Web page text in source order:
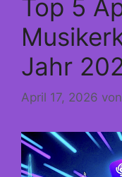
Top 5
Jahr
April 17, 2026 von